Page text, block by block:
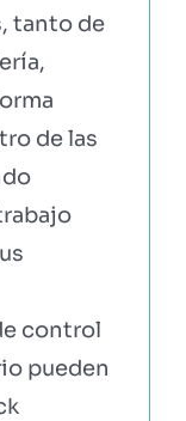
tanto de
de las
control
pueden